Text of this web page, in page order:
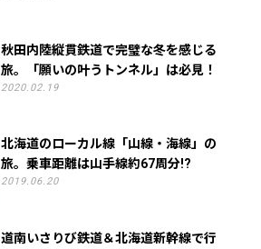
秋田内陸縦貫鉄道で完璧な冬を感じる
旅。「願いの叶うトンネル」は必見！
2020.02.19
北海道のローカル線「山線・海線」の
旅。乗車距離は山手線約67周分!?
2019.06.20
道南いさりび鉄道＆北海道新幹線で行